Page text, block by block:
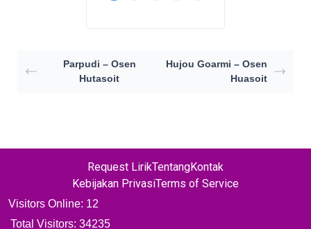
Parpudi – Osen
Hutasoit
Hujou Goarmi – Osen
Huasoit
Request LirikTentangKontak
Kebijakan PrivasiTerms of Service
Visitors Online: 12
Total Visitors: 34235